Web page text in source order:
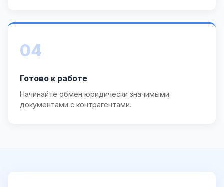
04
Готово к работе
Начинайте обмен юридически значимыми
документами с контрагентами.